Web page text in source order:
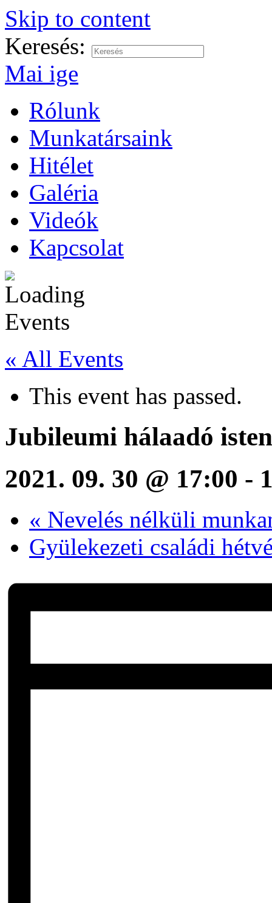
Skip to content
Keresés:
Mai ige
Rólunk
Munkatársaink
Hitélet
Galéria
Videók
Kapcsolat
« All Events
This event has passed.
Jubileumi hálaadó
2021. 09. 30 @ 17:00 -
« Nevelés nélküli
Gyülekezeti családi